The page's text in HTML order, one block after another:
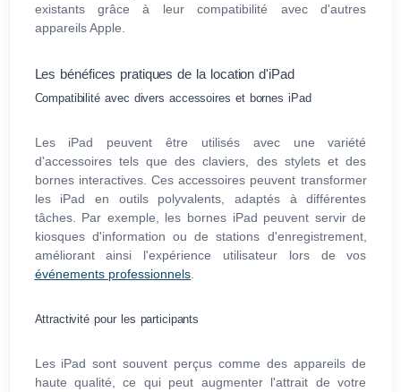
existants grâce à leur compatibilité avec d'autres
appareils Apple.
Les bénéfices pratiques de la location d'iPad
Compatibilité avec divers accessoires et bornes iPad
Les iPad peuvent être utilisés avec une variété
d'accessoires tels que des claviers, des stylets et des
bornes interactives. Ces accessoires peuvent transformer
les iPad en outils polyvalents, adaptés à différentes
tâches. Par exemple, les bornes iPad peuvent servir de
kiosques d'information ou de stations d'enregistrement,
améliorant ainsi l'expérience utilisateur lors de vos
événements professionnels
Attractivité pour les participants
Les iPad sont souvent perçus comme des appareils de
haute qualité, ce qui peut augmenter l'attrait de votre